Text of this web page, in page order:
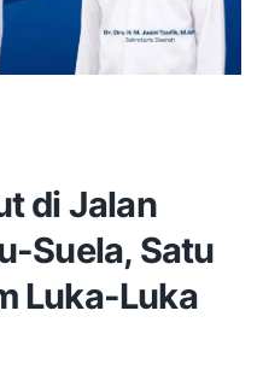
di Jalan
Suela, Satu
Luka-Luka